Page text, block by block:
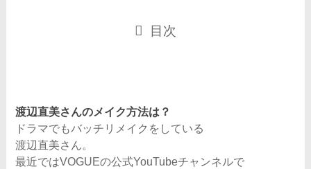
目次
渡辺直美さんのメイク方法は？
ドラマでもバッチリメイクをしている
渡辺直美さん。
最近ではVOGUEの公式YouTubeチャンネルで